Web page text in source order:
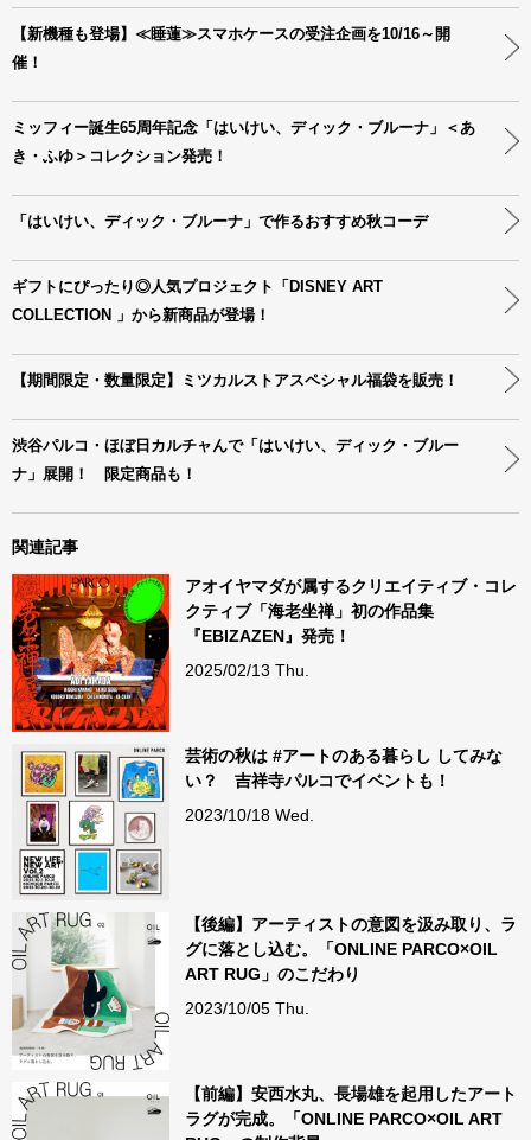
【新機種も登場】≪睡蓮≫スマホケースの受注企画を10/16～開
催！
ミッフィー誕生65周年記念「はいけい、ディック・ブルーナ」＜あ
き・ふゆ＞コレクション発売！
「はいけい、ディック・ブルーナ」で作るおすすめ秋コーデ
ギフトにぴったり◎人気プロジェクト「DISNEY ART
COLLECTION 」から新商品が登場！
【期間限定・数量限定】ミツカルストアスペシャル福袋を販売！
渋谷パルコ・ほぼ日カルチャんで「はいけい、ディック・ブルー
ナ」展開！ 限定商品も！
関連記事
アオイヤマダが属するクリエイティブ・コレ
クティブ「海老坐禅」初の作品集
『EBIZAZEN』発売！
2025/02/13 Thu.
芸術の秋は #アートのある暮らし してみな
い？ 吉祥寺パルコでイベントも！
2023/10/18 Wed.
【後編】アーティストの意図を汲み取り、ラ
グに落とし込む。「ONLINE PARCO×OIL
ART RUG」のこだわり
2023/10/05 Thu.
【前編】安西水丸、長場雄を起用したアート
ラグが完成。「ONLINE PARCO×OIL ART